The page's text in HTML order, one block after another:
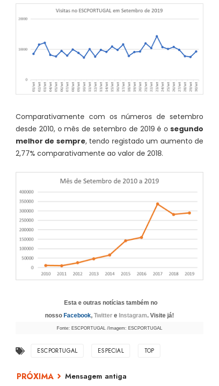
Comparativamente com os números de setembro
desde 2010, o mês de setembro de 2019 é o segundo
melhor de sempre, tendo registado um aumento de
2,77% comparativamente ao valor de 2018.
Esta e outras notícias também no
nosso Facebook, Twitter e Instagram. Visite já!
Fonte: ESCPORTUGAL /Imagem: ESCPORTUGAL
ESCPORTUGAL ESPECIAL TOP
Mensagem antiga